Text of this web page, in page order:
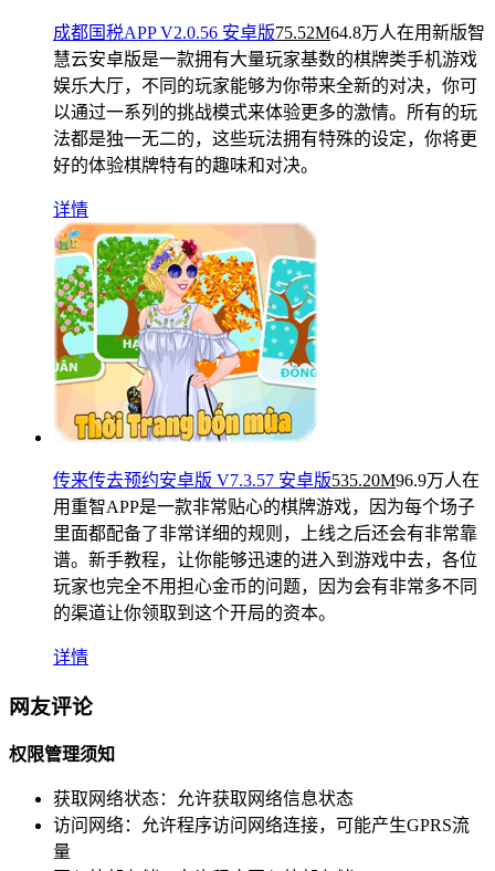
成都国税APP V2.0.56 安卓版75.52M64.8万人在用新版智
慧云安卓版是一款拥有大量玩家基数的棋牌类手机游戏
娱乐大厅，不同的玩家能够为你带来全新的对决，你可
以通过一系列的挑战模式来体验更多的激情。所有的玩
法都是独一无二的，这些玩法拥有特殊的设定，你将更
好的体验棋牌特有的趣味和对决。
详情
传来传去预约安卓版 V7.3.57 安卓版535.20M96.9万人在
用 重智APP是一款非常贴心的棋牌游戏，因为每个场子
里面都配备了非常详细的规则，上线之后还会有非常靠
谱。新手教程，让你能够迅速的进入到游戏中去，各位
玩家也完全不用担心金币的问题，因为会有非常多不同
的渠道让你领取到这个开局的资本。
详情
网友评论
权限管理须知
获取网络状态：
允许获取网络信息状态
访问网络：
允许程序访问网络连接，可能产生GPRS流
量